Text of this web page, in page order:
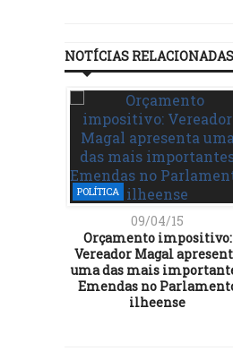
NOTÍCIAS RELACIONADAS
POLÍTICA
09/04/15
Orçamento impositivo:
Vereador Magal
uma das mais
Emendas no
ilheense